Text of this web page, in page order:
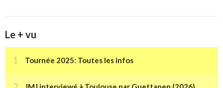
Le + vu